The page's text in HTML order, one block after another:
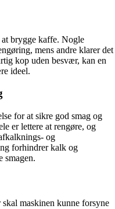
brygge kaffe. Nogle
mens andre klarer det
kop uden besvær, kan en
ideel.
for at sikre god smag og
er lettere at rengøre, og
og
forhindrer kalk og
smagen.
maskinen kunne forsyne